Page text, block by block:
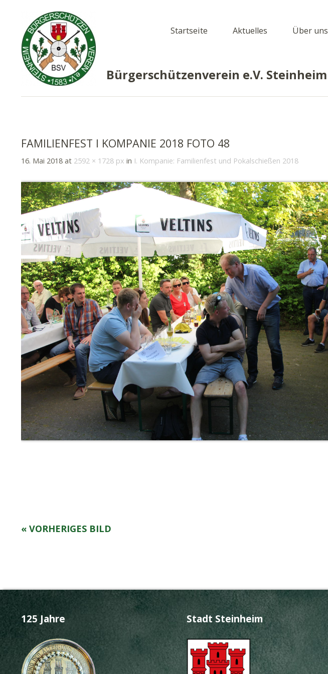
Startseite Aktuelles Über uns
Bürgerschützenverein e.V. Steinheim
FAMILIENFEST I KOMPANIE 2018 FOTO 48
16. Mai 2018 at 2592 × 1728 px in I. Kompanie: Familienfest und Pokalschießen 2018
« VORHERIGES BILD
125 Jahre Stadt Steinheim